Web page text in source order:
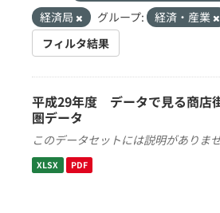
経済局
グループ:
経済・産業
フィルタ結果
平成29年度 データで見る商店
圏データ
このデータセットには説明がありま
XLSX PDF